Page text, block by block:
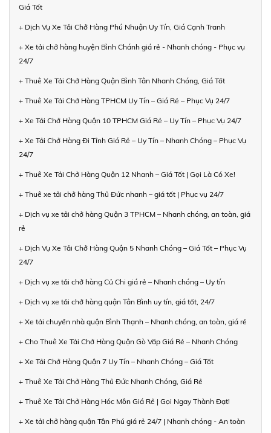
Giá Tốt
+ Dịch Vụ Xe Tải Chở Hàng Phú Nhuận Uy Tín, Giá Cạnh Tranh
+ Xe tải chở hàng huyện Bình Chánh giá rẻ - Nhanh chóng - Phục vụ
24/7
+ Thuê Xe Tải Chở Hàng Quận Bình Tân Nhanh Chóng, Giá Tốt
+ Thuê Xe Tải Chở Hàng TPHCM Uy Tín – Giá Rẻ – Phục Vụ 24/7
+ Xe Tải Chở Hàng Quận 10 TPHCM Giá Rẻ – Uy Tín – Phục Vụ 24/7
+ Xe Tải Chở Hàng Đi Tỉnh Giá Rẻ – Uy Tín – Nhanh Chóng – Phục Vụ
24/7
+ Thuê Xe Tải Chở Hàng Quận 12 Nhanh – Giá Tốt | Gọi Là Có Xe!
+ Thuê xe tải chở hàng Thủ Đức nhanh – giá tốt | Phục vụ 24/7
+ Dịch vụ xe tải chở hàng Quận 3 TPHCM – Nhanh chóng, an toàn, giá
rẻ
+ Dịch Vụ Xe Tải Chở Hàng Quận 5 Nhanh Chóng – Giá Tốt – Phục Vụ
24/7
+ Dịch vụ xe tải chở hàng Củ Chi giá rẻ – Nhanh chóng – Uy tín
+ Dịch vụ xe tải chở hàng quận Tân Bình uy tín, giá tốt, 24/7
+ Xe tải chuyển nhà quận Bình Thạnh – Nhanh chóng, an toàn, giá rẻ
+ Cho Thuê Xe Tải Chở Hàng Quận Gò Vấp Giá Rẻ – Nhanh Chóng
+ Xe Tải Chở Hàng Quận 7 Uy Tín – Nhanh Chóng – Giá Tốt
+ Thuê Xe Tải Chở Hàng Thủ Đức Nhanh Chóng, Giá Rẻ
+ Thuê Xe Tải Chở Hàng Hóc Môn Giá Rẻ | Gọi Ngay Thành Đạt!
+ Xe tải chở hàng quận Tân Phú giá rẻ 24/7 | Nhanh chóng - An toàn